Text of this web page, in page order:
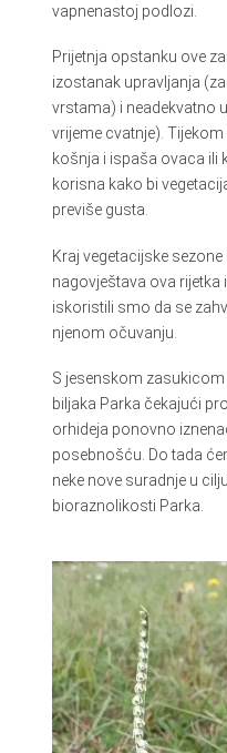
vapnenastoj podlozi.
Prijetnja opstanku ove
izostanak upravljanja
vrstama) i neadekvatno
vrijeme cvatnje).
košnja i ispaša ovaca ili
korisna kako bi
previše gusta.
Kraj vegetacijske
nagovještava ova rijetka
iskoristili smo da se
njenom očuvanju.
S jesenskom
biljaka Parka čekajući
orhideja ponovno
posebnošću. Do tada
neke nove suradnje u
bioraznolikosti Parka.